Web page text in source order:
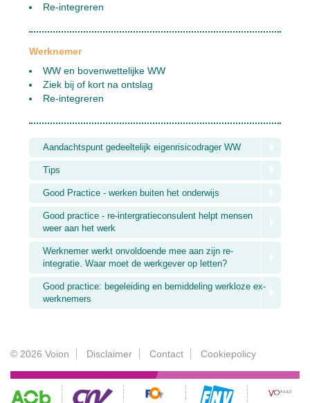
Re-integreren
Werknemer
WW en bovenwettelijke WW
Ziek bij of kort na ontslag
Re-integreren
Aandachtspunt gedeeltelijk eigenrisicodrager WW
Tips
Good Practice - werken buiten het onderwijs
Good practice - re-intergratieconsulent helpt mensen
weer aan het werk
Werknemer werkt onvoldoende mee aan zijn re-
integratie. Waar moet de werkgever op letten?
Good practice: begeleiding en bemiddeling werkloze ex-
werknemers
© 2026 Voion Disclaimer Contact Cookiepolicy